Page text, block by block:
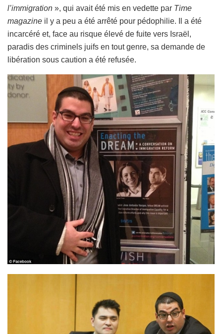
l’immigration », qui avait été mis en vedette par Time
magazine il y a peu a été arrêté pour pédophilie. Il a été
incarcéré et, face au risque élevé de fuite vers Israël,
paradis des criminels juifs en tout genre, sa demande de
libération sous caution a été refusée.